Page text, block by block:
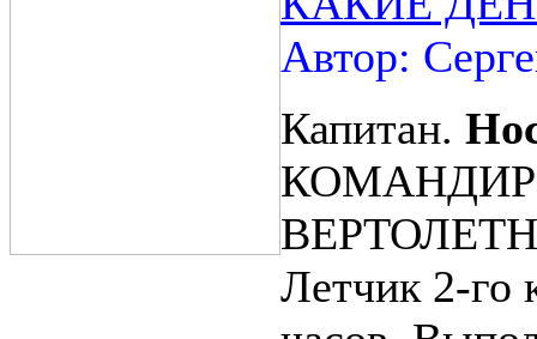
Автор:
Капитан.
КОМАНДИР
Летчик 2-го